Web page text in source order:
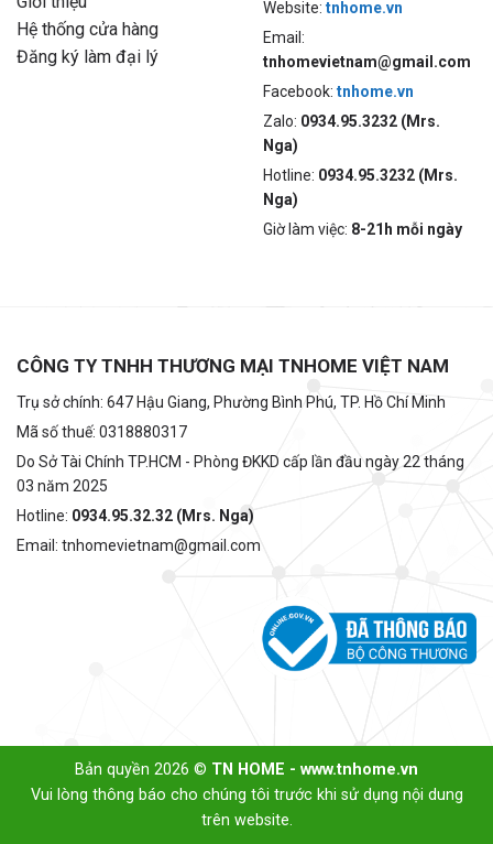
Hệ thống cửa hàng
Đăng ký làm đại lý
Website: tnhome.vn
Email:
tnhomevietnam@gmail.com
Facebook: tnhome.vn
Zalo: 0934.95.3232 (Mrs.
Nga)
Hotline: 0934.95.3232 (Mrs.
Nga)
Giờ làm việc: 8-21h mỗi ngày
CÔNG TY TNHH THƯƠNG MẠI TNHOME VIỆT NAM
Trụ sở chính: 647 Hậu Giang, Phường Bình Phú, TP. Hồ Chí Minh
Mã số thuế: 0318880317
Do Sở Tài Chính TP.HCM - Phòng ĐKKD cấp lần đầu ngày 22 tháng
03 năm 2025
Hotline: 0934.95.32.32 (Mrs. Nga)
Email: tnhomevietnam@gmail.com
Bản quyền 2026 © TN HOME - www.tnhome.vn
Vui lòng thông báo cho chúng tôi trước khi sử dụng nội dung
trên website.